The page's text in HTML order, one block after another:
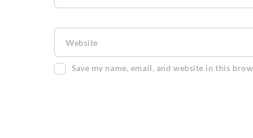
Website
Save my name, email, and website in this